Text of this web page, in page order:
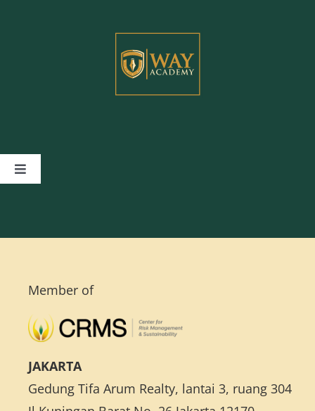
Toggle
Layanan
Program Pelatihan Manajemen Risiko
Aplikasi Sistem Manajemen Risiko
Member of
JAKARTA
Gedung Tifa Arum Realty, lantai 3, ruang 304